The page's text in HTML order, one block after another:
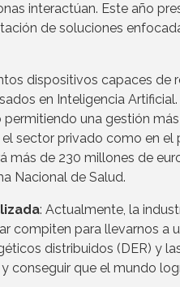
interactúan. Este año
de soluciones
dispositivos capaces de
en Inteligencia
una gestión
sector privado como en el
más de 230 millones de
Nacional de Salud.
: Actualmente, la
compiten para llevarnos a
distribuidos (DER) y
conseguir que el mundo